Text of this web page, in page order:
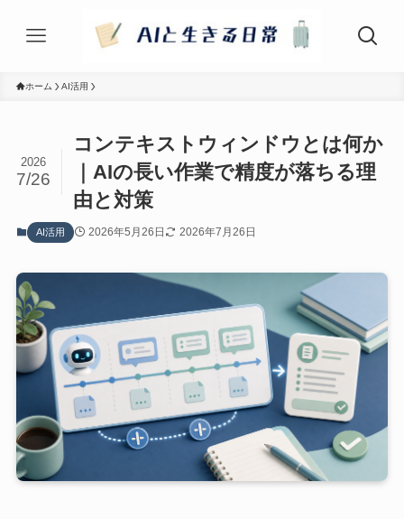
ホーム AI活用
コンテキストウィンドウとは何か
｜AIの長い作業で精度が落ちる理
由と対策
2026
7/26
AI活用 2026年5月26日 2026年7月26日